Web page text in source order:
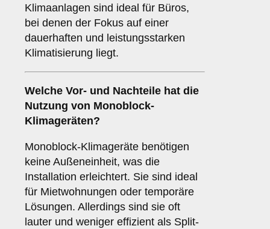
Klimaanlagen sind ideal für Büros,
bei denen der Fokus auf einer
dauerhaften und leistungsstarken
Klimatisierung liegt.
Welche Vor- und Nachteile hat die
Nutzung von Monoblock-
Klimageräten?
Monoblock-Klimageräte benötigen
keine Außeneinheit, was die
Installation erleichtert. Sie sind ideal
für Mietwohnungen oder temporäre
Lösungen. Allerdings sind sie oft
lauter und weniger effizient als Split-